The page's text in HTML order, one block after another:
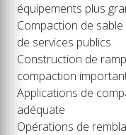
équipements plus
Compaction de
de services publics
Construction de
compaction
Applications de
adéquate
Opérations de